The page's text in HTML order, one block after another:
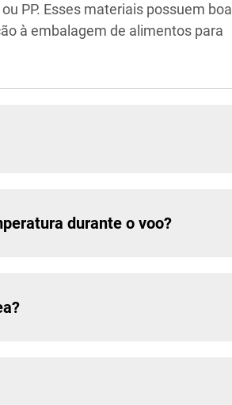
PP. Esses materiais possuem boa
à embalagem de alimentos para
durante o voo?